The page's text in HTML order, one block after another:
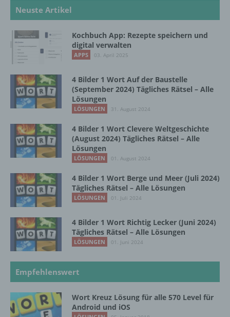
Neuste Artikel
Kochbuch App: Rezepte speichern und
digital verwalten
APPS 03. April 2025
4 Bilder 1 Wort Auf der Baustelle
(September 2024) Tägliches Rätsel – Alle
Lösungen
LÖSUNGEN 31. August 2024
4 Bilder 1 Wort Clevere Weltgeschichte
(August 2024) Tägliches Rätsel – Alle
Lösungen
LÖSUNGEN 01. August 2024
4 Bilder 1 Wort Berge und Meer (Juli 2024)
Tägliches Rätsel – Alle Lösungen
LÖSUNGEN 01. Juli 2024
4 Bilder 1 Wort Richtig Lecker (Juni 2024)
Tägliches Rätsel – Alle Lösungen
LÖSUNGEN 01. Juni 2024
Empfehlenswert
Wort Kreuz Lösung für alle 570 Level für
Android und iOS
Zusammenhang mit personenbezogenen
Daten wie das Erheben, das Erfassen, die
die Anpassung oder Veränderung, das
Auslesen, das Abfragen, die Verwendung,
die Offenlegung durch Übermittlung,
Bereitstellung, den Abgleich oder die
Verknüpfung, die Einschränkung, das
Löschen oder die Vernichtung.
d) Einschränkung der Verarbeitung
Einschränkung der Verarbeitung ist die
personenbezogener Daten mit dem Ziel, ihre
künftige Verarbeitung einzuschränken.
e) Profiling
Profiling ist jede Art der automatisierten
darin besteht, dass diese
personenbezogenen Daten verwendet
die sich auf eine natürliche Person beziehen,
zu bewerten, insbesondere, um Aspekte